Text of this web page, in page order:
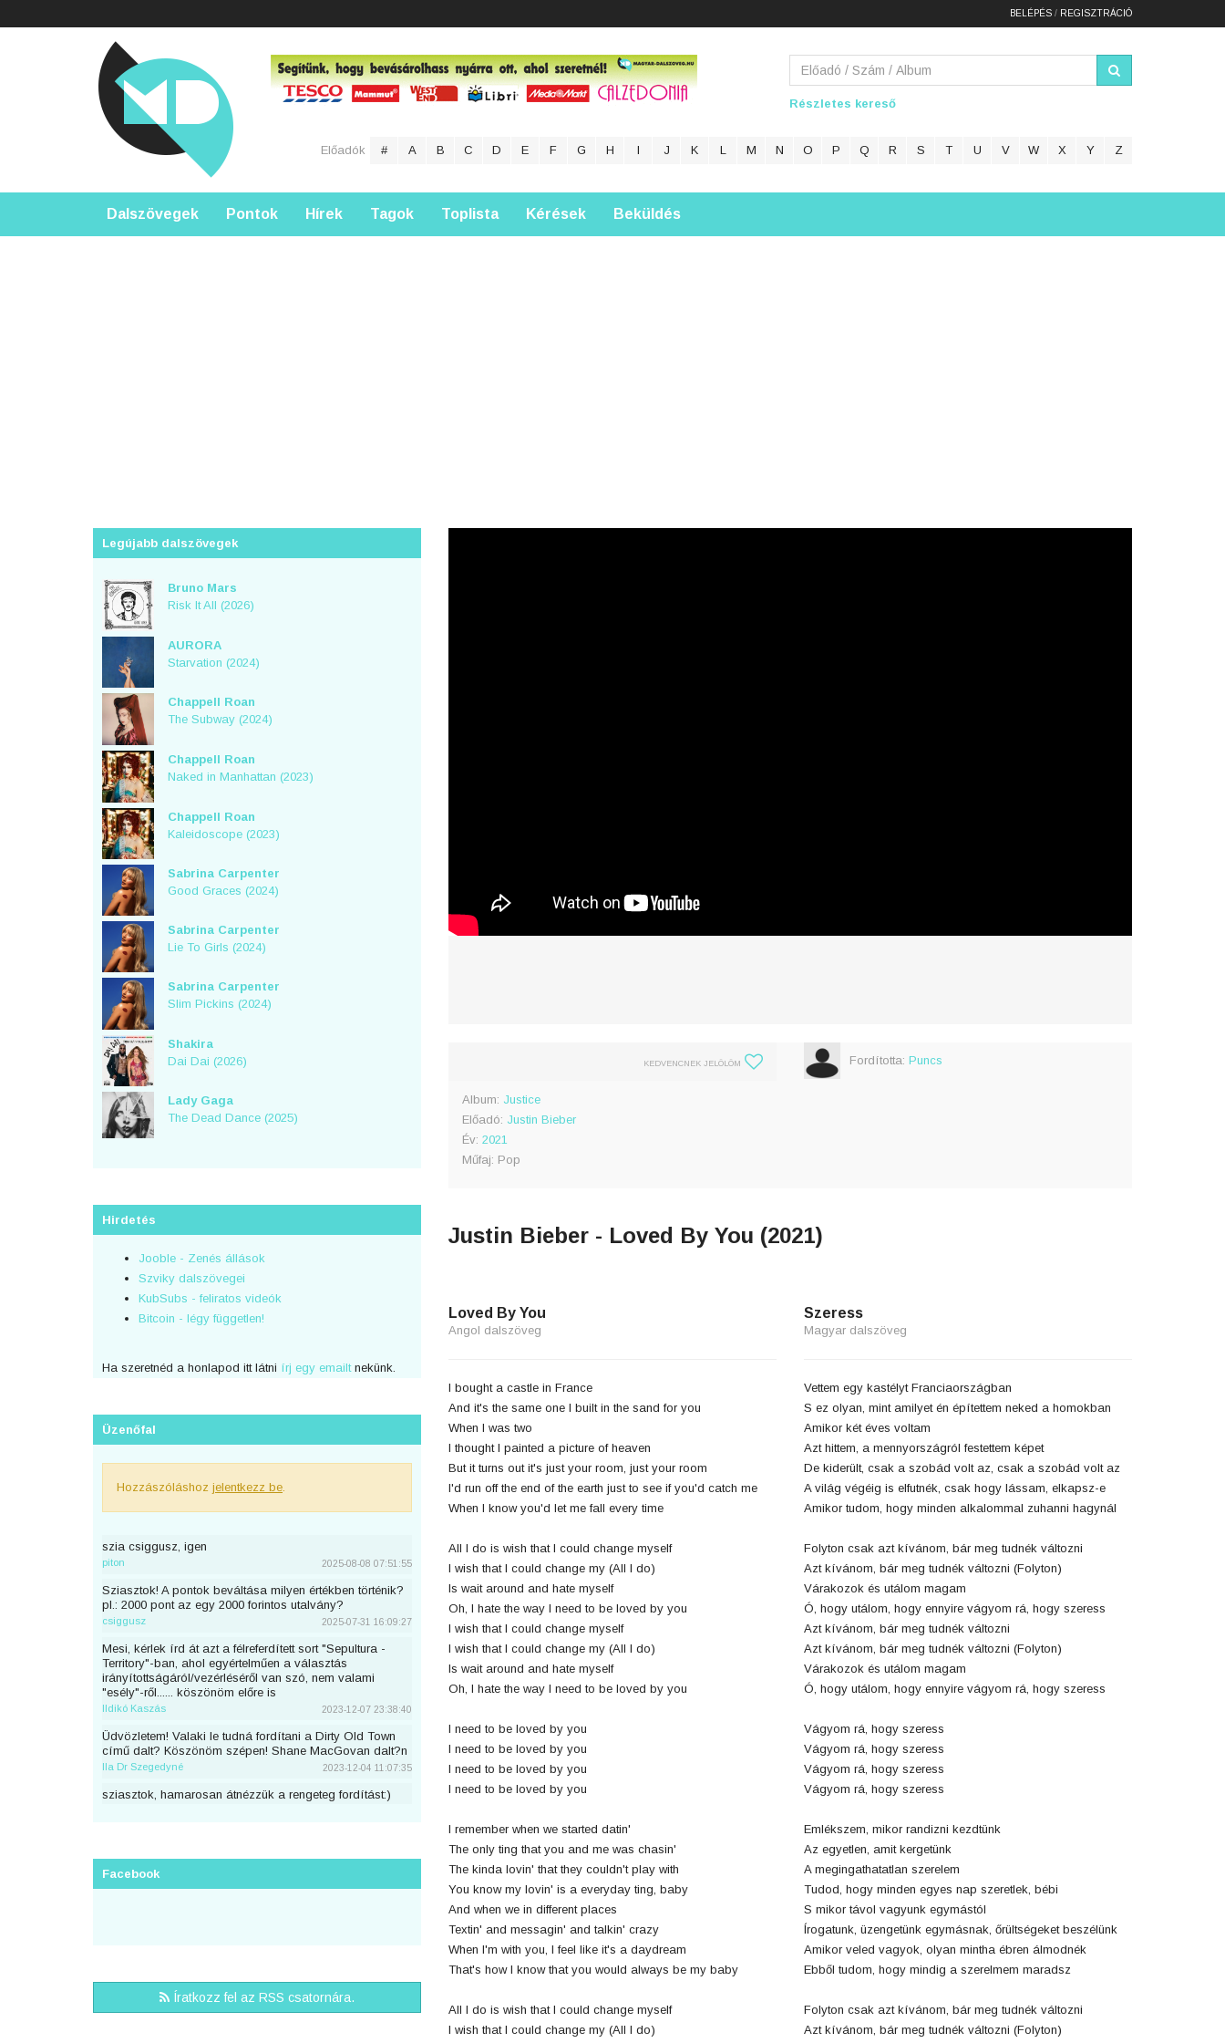
BELÉPÉS / REGISZTRÁCIÓ
Részletes kereső
Előadók # A B C D E F G H I J K L M N O P Q R S T U V W X Y Z
Dalszövegek Pontok Hírek Tagok Toplista Kérések Beküldés
Legújabb dalszövegek
Bruno Mars
Risk It All (2026)
AURORA
Starvation (2024)
Chappell Roan
The Subway (2024)
Chappell Roan
Naked in Manhattan (2023)
Chappell Roan
Kaleidoscope (2023)
Sabrina Carpenter
Good Graces (2024)
Sabrina Carpenter
Lie To Girls (2024)
Sabrina Carpenter
Slim Pickins (2024)
Shakira
Dai Dai (2026)
Lady Gaga
The Dead Dance (2025)
Hirdetés
Jooble - Zenés állások
Szviky dalszövegei
KubSubs - feliratos videók
Bitcoin - légy független!
Ha szeretnéd a honlapod itt látni írj egy emailtnekünk.
Üzenőfal
Hozzászóláshoz jelentkezz be
szia csiggusz, igen
piton 2025-08-08 07:51:55
Sziasztok! A pontok beváltása milyen értékben történik?
pl.: 2000 pont az egy 2000 forintos utalvány?
csiggusz 2025-07-31 16:09:27
Mesi, kérlek írd át azt a félreferdített sort "Sepultura -
Territory"-ban, ahol egyértelműen a választás
irányítottságáról/vezérléséről van szó, nem valami
"esély"-ről...... köszönöm előre is
Ildikó Kaszás 2023-12-07 23:38:40
Üdvözletem! Valaki le tudná fordítani a Dirty Old Town
című dalt? Köszönöm szépen! Shane MacGovan dalt?n
Ila Dr Szegedyné 2023-12-04 11:07:35
sziasztok, hamarosan átnézzük a rengeteg fordítást:)
előtte. Át lehetne még írni a nevemre? Köszi <3
Sziasztok, én küldtem be most Taylor Swifttől a Great
War című számot, de véletlen nem voltam bejelentkezve.
A nevemre lehetne írni?
Facebook
Íratkozz fel az RSS csatornára.
KEDVENCNEK JELÖLÖM
Album: Justice
Előadó: Justin Bieber
Év: 2021
Műfaj: Pop
Fordította: Puncs
Justin Bieber - Loved By You (2021)
Loved By You
Angol dalszöveg
I bought a castle in France
And it's the same one I built in the sand for you
When I was two
I thought I painted a picture of heaven
But it turns out it's just your room, just your room
I'd run off the end of the earth just to see if you'd catch me
When I know you'd let me fall every time
All I do is wish that I could change myself
I wish that I could change my (All I do)
Is wait around and hate myself
Oh, I hate the way I need to be loved by you
I wish that I could change myself
I wish that I could change my (All I do)
Is wait around and hate myself
Oh, I hate the way I need to be loved by you
I need to be loved by you
I need to be loved by you
I need to be loved by you
I need to be loved by you
I remember when we started datin'
The only ting that you and me was chasin'
The kinda lovin' that they couldn't play with
You know my lovin' is a everyday ting, baby
And when we in different places
Textin' and messagin' and talkin' crazy
When I'm with you, I feel like it's a daydream
That's how I know that you would always be my baby
All I do is wish that I could change myself
I wish that I could change my (All I do)
Szeress
Magyar dalszöveg
Vettem egy kastélyt Franciaországban
S ez olyan, mint amilyet én építettem neked a homokban
Amikor két éves voltam
Azt hittem, a mennyországról festettem képet
De kiderült, csak a szobád volt az, csak a szobád volt az
A világ végéig is elfutnék, csak hogy lássam, elkapsz-e
Amikor tudom, hogy minden alkalommal zuhanni hagynál
Folyton csak azt kívánom, bár meg tudnék változni
Azt kívánom, bár meg tudnék változni (Folyton)
Várakozok és utálom magam
Ó, hogy utálom, hogy ennyire vágyom rá, hogy szeress
Azt kívánom, bár meg tudnék változni
Azt kívánom, bár meg tudnék változni (Folyton)
Várakozok és utálom magam
Ó, hogy utálom, hogy ennyire vágyom rá, hogy szeress
Vágyom rá, hogy szeress
Vágyom rá, hogy szeress
Vágyom rá, hogy szeress
Vágyom rá, hogy szeress
Emlékszem, mikor randizni kezdtünk
Az egyetlen, amit kergetünk
A megingathatatlan szerelem
Tudod, hogy minden egyes nap szeretlek, bébi
S mikor távol vagyunk egymástól
Írogatunk, üzengetünk egymásnak, őrültségeket beszélünk
Amikor veled vagyok, olyan mintha ébren álmodnék
Ebből tudom, hogy mindig a szerelmem maradsz
Folyton csak azt kívánom, bár meg tudnék változni
Azt kívánom, bár meg tudnék változni (Folyton)